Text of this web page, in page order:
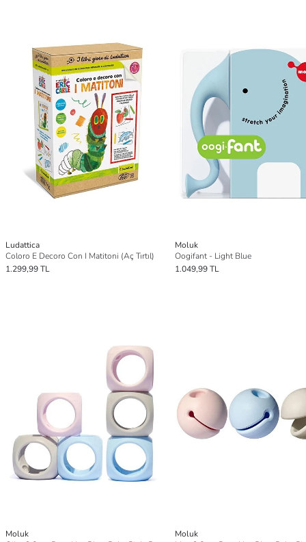
Ludattica
Coloro E Decoro Con I Matitoni (Aç Tırtıl)
1.299,99 TL
Moluk
Oogifant - Light Blue
1.049,99 TL
Moluk
Moluk